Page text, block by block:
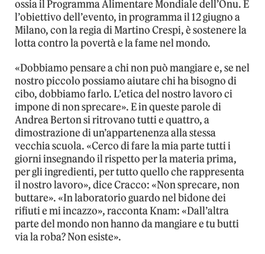
ossia il Programma Alimentare Mondiale dell’Onu. E
l’obiettivo dell’evento, in programma il 12 giugno a
Milano, con la regia di Martino Crespi, è sostenere la
lotta contro la povertà e la fame nel mondo.
«Dobbiamo pensare a chi non può mangiare e, se nel
nostro piccolo possiamo aiutare chi ha bisogno di
cibo, dobbiamo farlo. L’etica del nostro lavoro ci
impone di non sprecare». E in queste parole di
Andrea Berton si ritrovano tutti e quattro, a
dimostrazione di un’appartenenza alla stessa
vecchia scuola. «Cerco di fare la mia parte tutti i
giorni insegnando il rispetto per la materia prima,
per gli ingredienti, per tutto quello che rappresenta
il nostro lavoro», dice Cracco: «Non sprecare, non
buttare». «In laboratorio guardo nel bidone dei
rifiuti e mi incazzo», racconta Knam: «Dall’altra
parte del mondo non hanno da mangiare e tu butti
via la roba? Non esiste».